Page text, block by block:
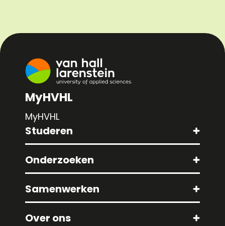
MyHVHL
MyHVHL
Studeren
Onderzoeken
Samenwerken
Over ons